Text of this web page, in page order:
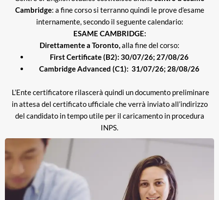
Cambridge: a fine corso si terranno quindi le prove d’esame
internamente, secondo il seguente calendario:
ESAME CAMBRIDGE:
Direttamente a Toronto,alla fine del corso:
First Certificate (B2): 30/07/26; 27/08/26
Cambridge Advanced (C1): 31/07/26; 28/08/26
L’Ente certificatore rilascerà quindi un documento preliminare
in attesa del certificato ufficiale che verrà inviato all’indirizzo
del candidato in tempo utile per il caricamento in procedura
INPS.